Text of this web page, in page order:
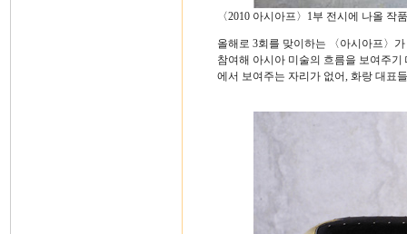
〈2010 아시아프〉1부 전시에 나올
올해로 3회를 맞이하는 〈아시아프〉
참여해 아시아 미술의 흐름을 보여주
에서 보여주는 자리가 없어, 화랑 대표